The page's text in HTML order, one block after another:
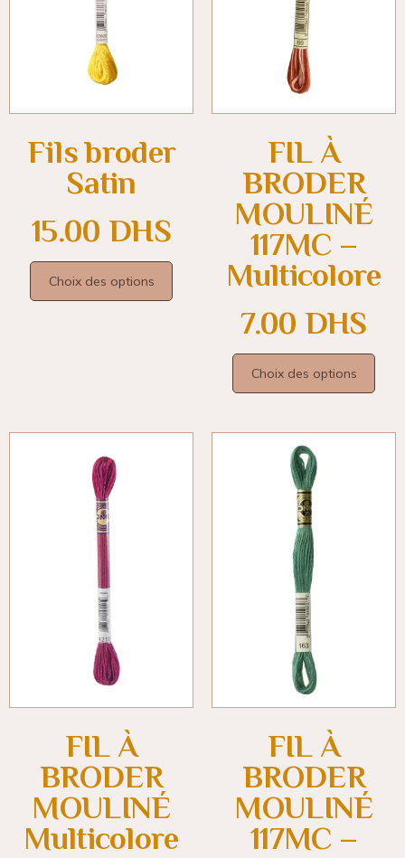
Fils broder
Satin
15.00 DHS
Choix des options
FIL À
BRODER
MOULINÉ
117MC –
Multicolore
7.00 DHS
Choix des options
FIL À
BRODER
MOULINÉ
Multicolore
FIL À
BRODER
MOULINÉ
117MC –